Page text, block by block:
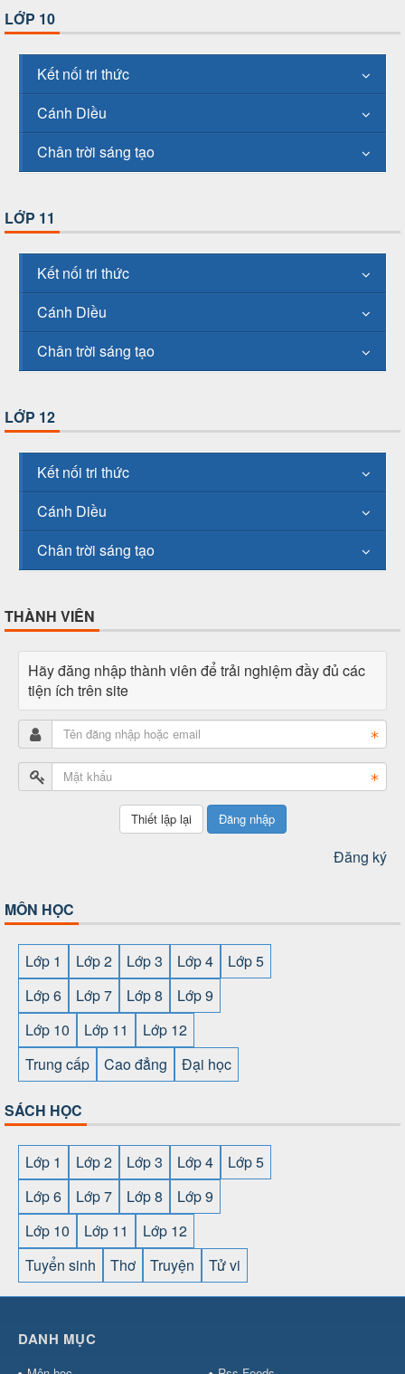
LỚP 10
Kết nối tri thức
Cánh Diều
Chân trời sáng tạo
LỚP 11
Kết nối tri thức
Cánh Diều
Chân trời sáng tạo
LỚP 12
Kết nối tri thức
Cánh Diều
Chân trời sáng tạo
THÀNH VIÊN
Hãy đăng nhập thành viên để trải nghiệm đầy đủ các
tiện ích trên site
Đăng nhập
Đăng ký
MÔN HỌC
Lớp 1 Lớp 2 Lớp 3 Lớp 4
Lớp 5
Lớp 6
Lớp 7 Lớp 8
Lớp 9
Lớp 10
Lớp 11
Lớp 12
Trung cấp
Cao đẳng Đại học
SÁCH HỌC
Lớp 1 Lớp 2 Lớp 3 Lớp 4
Lớp 5
Lớp 6
Lớp 7 Lớp 8
Lớp 9
Lớp 10
Lớp 11
Lớp 12
Tuyển sinh
Thơ Truyện Tử vi
cái OPEN88⇔
⇔https://gameb52a.club/ https://taixiuonl.com/
DANH MỤC